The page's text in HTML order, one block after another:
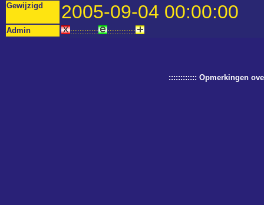
Gewijzigd 2005-09-04 00:00:00
Admin :::::::::::: ::::::::::::
:::::::::::: Opmerkingen